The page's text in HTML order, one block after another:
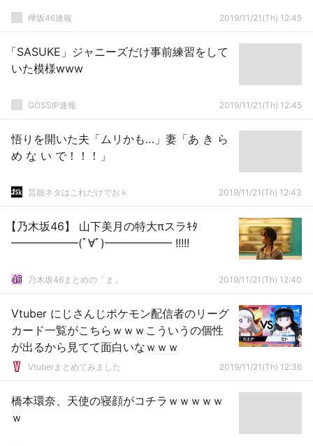
欅坂46速報 2019/11/21(Th) 12:45
「SASUKE」ジャニーズだけ事前練習をして
いた模様www
GOSSIP速報 2019/11/21(Th) 12:45
悟りを開いた夫「ムリかも…」妻「あ き ら
め な い で！！！」
芸能ネタはこれだけでおｋ 2019/11/21(Th) 12:43
【乃木坂46】 山下美月の特大πスラｷﾀ
━━━━━━(ﾟ∀ﾟ)━━━━━━ !!!!!
乃木坂46まとめの「ま」 2019/11/21(Th) 12:40
Vtuber にじさんじポケモン配信者のリーグ
カード一覧がこちらｗｗｗこういうの個性
が出るから見てて面白いなｗｗｗ
Vtuberまとめてみました 2019/11/21(Th) 12:36
橋本環奈、天使の寝顔がコチラｗｗｗｗｗ
ｗ